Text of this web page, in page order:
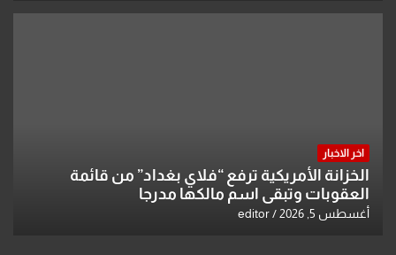
اخر الاخبار
الخزانة الأمريكية ترفع “فلاي بغداد” من قائمة
العقوبات وتبقي اسم مالكها مدرجا
أغسطس 5, 2026 editor